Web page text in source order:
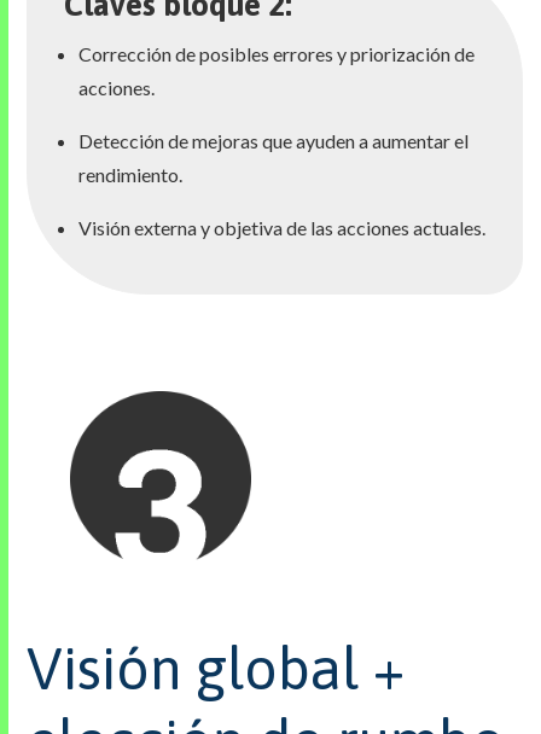
Corrección de posibles errores y priorización de
acciones.
Detección de mejoras que ayuden a aumentar el
rendimiento.
Visión externa y objetiva de las acciones actuales.
Visión global +